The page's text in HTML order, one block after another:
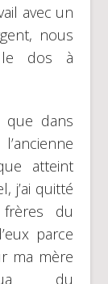
avec un
nous
le dos à
que dans
atteint
j’ai quitté
du
parce
ma mère
du